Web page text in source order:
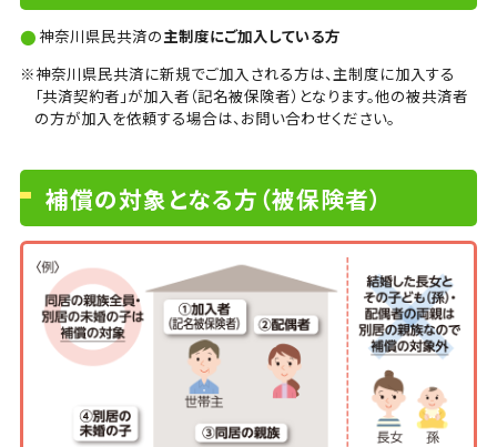
神奈川県民共済の主制度にご加入している方
※神奈川県民共済に新規でご加入される方は、主制度に加入する
「共済契約者」が加入者（記名被保険者）となります。他の被共済者
の方が加入を依頼する場合は、お問い合わせください。
補償の対象となる方（被保険者）